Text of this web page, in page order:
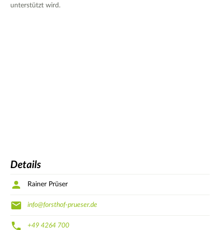
unterstützt wird.
Details
Rainer Prüser
info@forsthof-prueser.de
+49 4264 700